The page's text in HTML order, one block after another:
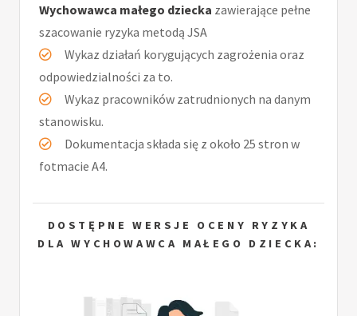
Wychowawca małego dziecka zawierające pełne
szacowanie ryzyka metodą JSA
Wykaz działań korygujących zagrożenia oraz
odpowiedzialności za to.
Wykaz pracowników zatrudnionych na danym
stanowisku.
Dokumentacja składa się z około 25 stron w
fotmacie A4.
DOSTĘPNE WERSJE OCENY RYZYKA
DLA WYCHOWAWCA MAŁEGO DZIECKA: